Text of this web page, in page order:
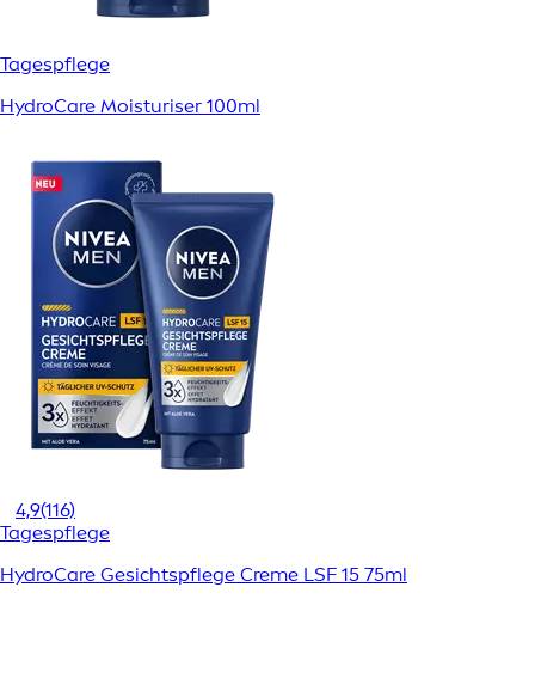
Tagespflege
HydroCare Moisturiser 100ml
4,9(116)
Tagespflege
HydroCare Gesichtspflege Creme LSF 15 75ml